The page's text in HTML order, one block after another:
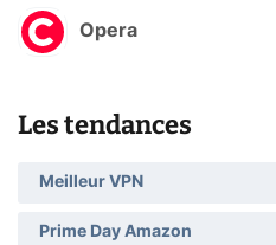
Opera
Les tendances
Meilleur VPN
Prime Day Amazon